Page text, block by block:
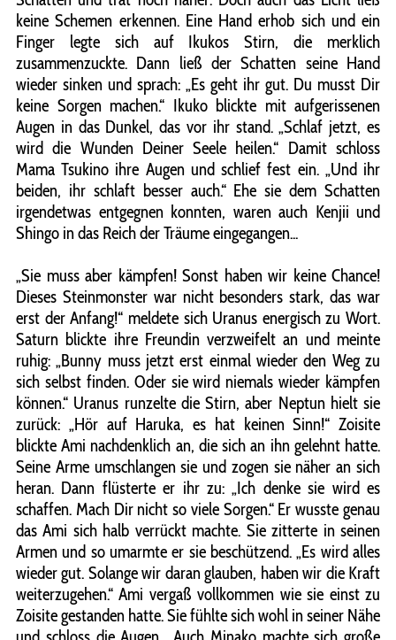
keine Schemen erkennen. Eine Hand erhob sich und ein
Finger legte sich auf Ikukos Stirn, die merklich
zusammenzuckte. Dann ließ der Schatten seine Hand
wieder sinken und sprach: „Es geht ihr gut. Du musst Dir
keine Sorgen machen.“ Ikuko blickte mit aufgerissenen
Augen in das Dunkel, das vor ihr stand. „Schlaf jetzt, es
wird die Wunden Deiner Seele heilen.“ Damit schloss
Mama Tsukino ihre Augen und schlief fest ein. „Und ihr
beiden, ihr schlaft besser auch.“ Ehe sie dem Schatten
irgendetwas entgegnen konnten, waren auch Kenjii und
Shingo in das Reich der Träume eingegangen...
„Sie muss aber kämpfen! Sonst haben wir keine Chance!
Dieses Steinmonster war nicht besonders stark, das war
erst der Anfang!“ meldete sich Uranus energisch zu Wort.
Saturn blickte ihre Freundin verzweifelt an und meinte
ruhig: „Bunny muss jetzt erst einmal wieder den Weg zu
sich selbst finden. Oder sie wird niemals wieder kämpfen
können.“ Uranus runzelte die Stirn, aber Neptun hielt sie
zurück: „Hör auf Haruka, es hat keinen Sinn!“ Zoisite
blickte Ami nachdenklich an, die sich an ihn gelehnt hatte.
Seine Arme umschlangen sie und zogen sie näher an sich
heran. Dann flüsterte er ihr zu: „Ich denke sie wird es
schaffen. Mach Dir nicht so viele Sorgen.“ Er wusste genau
das Ami sich halb verrückt machte. Sie zitterte in seinen
Armen und so umarmte er sie beschützend. „Es wird alles
wieder gut. Solange wir daran glauben, haben wir die Kraft
weiterzugehen.“ Ami vergaß vollkommen wie sie einst zu
Zoisite gestanden hatte. Sie fühlte sich wohl in seiner Nähe